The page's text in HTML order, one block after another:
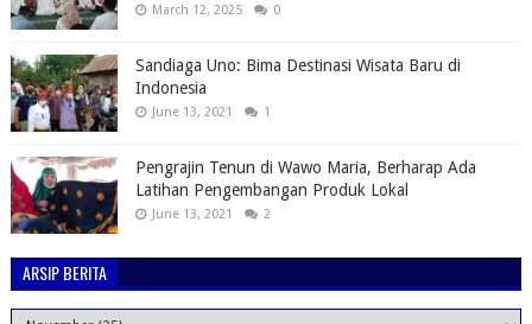
March 12, 2025 0
Sandiaga Uno: Bima Destinasi Wisata Baru di
Indonesia
June 13, 2021 1
Pengrajin Tenun di Wawo Maria, Berharap Ada
Latihan Pengembangan Produk Lokal
June 13, 2021 2
ARSIP BERITA